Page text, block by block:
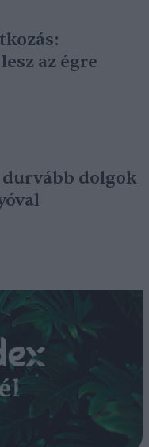
az égre
dolgok